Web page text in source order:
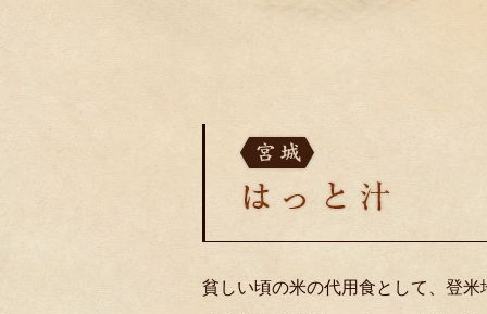
貧しい頃の米の代用食として、登米